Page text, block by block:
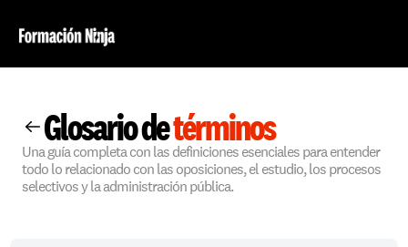
Glosario de términos
Una guía completa con las definiciones esenciales para entender
todo lo relacionado con las oposiciones, el estudio, los procesos
selectivos y la administración pública.